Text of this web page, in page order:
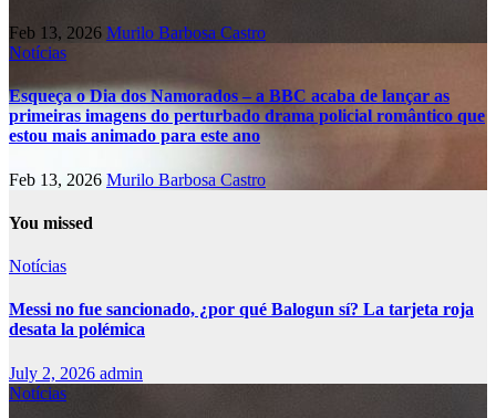
Feb 13, 2026 Murilo Barbosa Castro
Notícias
Esqueça o Dia dos Namorados – a BBC acaba de lançar as
primeiras imagens do perturbado drama policial romântico que
estou mais animado para este ano
Feb 13, 2026 Murilo Barbosa Castro
You missed
Notícias
Messi no fue sancionado, ¿por qué Balogun sí? La tarjeta roja
desata la polémica
July 2, 2026 admin
Notícias